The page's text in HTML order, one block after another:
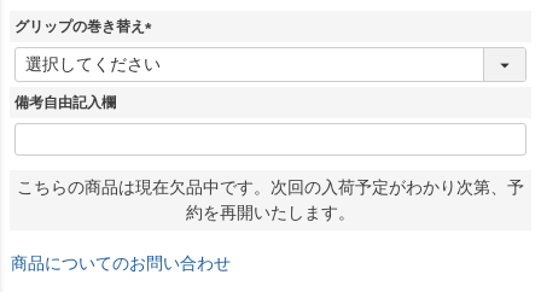
グリップの巻き替え
(
必
備考自由記入欄
こちらの商品は現在欠品中です。次回の入荷予定がわかり次第、予
約を再開いたします。
商品についてのお問い合わせ